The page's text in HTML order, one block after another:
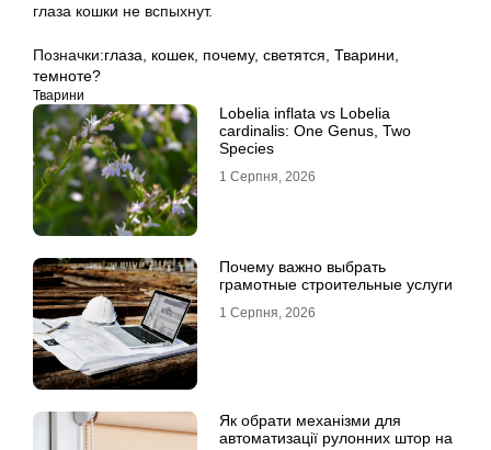
глаза кошки не вспыхнут.
Позначки:глаза кошек почему, светятся Тварини
темноте?
Тварини
Lobelia inflata vs Lobelia
cardinalis: One Genus, Two
Species
1 Серпня, 2026
Почему важно выбрать
грамотные строительные услуги
1 Серпня, 2026
Як обрати механізми для
автоматизації рулонних штор на